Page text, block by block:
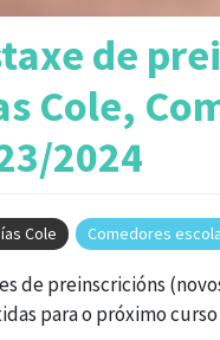
de
Cole,
2024
Cole Comedores
de preinscricións
para o próximo curso